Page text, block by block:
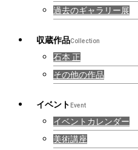
過去のギャラリー展
収蔵作品Collection
石本 正
その他の作品
イベント Event
イベントカレンダー
美術講座